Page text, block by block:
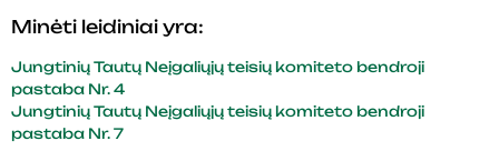
Minėti leidiniai yra:
Jungtinių Tautų Neįgaliųjų teisių komiteto bendroji
pastaba Nr. 4
Jungtinių Tautų Neįgaliųjų teisių komiteto bendroji
pastaba Nr. 7